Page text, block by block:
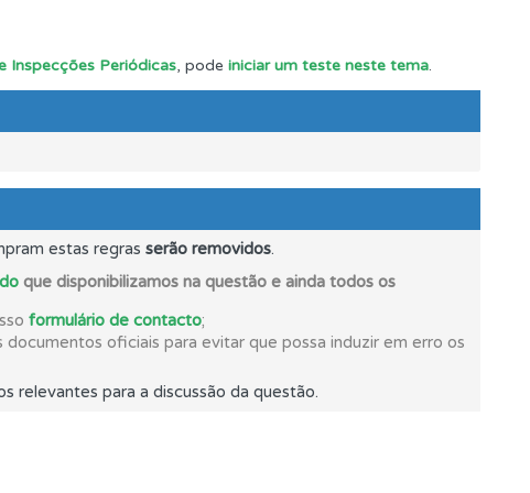
Inspecções Periódicas, pode iniciar um teste neste tema.
estas regras serão removidos.
que disponibilizamos na questão e ainda todos os
formulário de contacto;
documentos oficiais para evitar que possa induzir em erro os
relevantes para a discussão da questão.